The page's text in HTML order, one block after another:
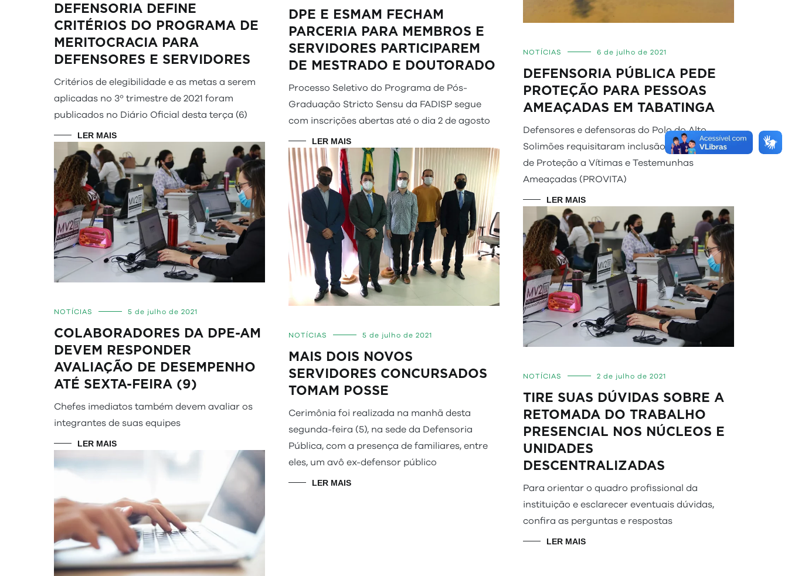
DEFENSORIA DEFINE
CRITÉRIOS DO PROGRAMA DE
MERITOCRACIA PARA
DEFENSORES E SERVIDORES
Critérios de elegibilidade e as metas a serem
aplicadas no 3º trimestre de 2021 foram
publicados no Diário Oficial desta terça (6)
LER MAIS
DPE E ESMAM FECHAM
PARCERIA PARA MEMBROS E
SERVIDORES PARTICIPAREM
DE MESTRADO E DOUTORADO
Processo Seletivo do Programa de Pós-
Graduação Stricto Sensu da FADISP segue
com inscrições abertas até o dia 2 de agosto
LER MAIS
NOTÍCIAS 6 de julho de 2021
DEFENSORIA PÚBLICA PEDE
PROTEÇÃO PARA PESSOAS
AMEAÇADAS EM TABATINGA
Defensores e defensoras do Polo do Alto
Solimões requisitaram inclusão no Programa
de Proteção a Vítimas e Testemunhas
Ameaçadas (PROVITA)
LER MAIS
NOTÍCIAS 5 de julho de 2021
COLABORADORES DA DPE-AM
DEVEM RESPONDER
AVALIAÇÃO DE DESEMPENHO
ATÉ SEXTA-FEIRA (9)
Chefes imediatos também devem avaliar os
integrantes de suas equipes
LER MAIS
NOTÍCIAS 5 de julho de 2021
MAIS DOIS NOVOS
SERVIDORES CONCURSADOS
TOMAM POSSE
Cerimônia foi realizada na manhã desta
segunda-feira (5), na sede da Defensoria
Pública, com a presença de familiares, entre
eles, um avô ex-defensor público
LER MAIS
NOTÍCIAS 2 de julho de 2021
TIRE SUAS DÚVIDAS SOBRE A
RETOMADA DO TRABALHO
PRESENCIAL NOS NÚCLEOS E
UNIDADES
DESCENTRALIZADAS
Para orientar o quadro profissional da
instituição e esclarecer eventuais dúvidas,
confira as perguntas e respostas
LER MAIS